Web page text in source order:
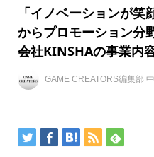
「イノベーションが
からプロモーション分
会社KINSHAの事業内
GAME CREATORS編集部